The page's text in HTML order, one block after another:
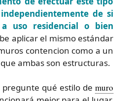
de si
uso residencial o bien
aplicar el mismo estándar
contencion como a un
ambas son estructuras.
pregunte qué estilo de muro